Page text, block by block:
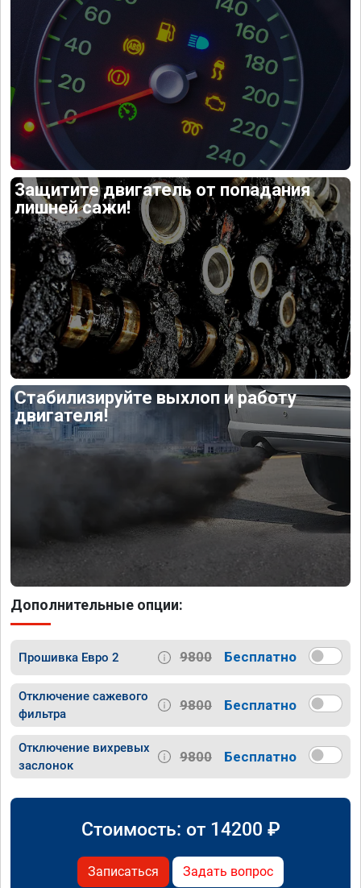
Защитите двигатель от попадания
лишней сажи!
Стабилизируйте выхлоп и работу
двигателя!
Дополнительные опции:
Прошивка Евро 2 9800 Бесплатно
Отключение сажевого
фильтра
9800 Бесплатно
Отключение вихревых
заслонок
9800 Бесплатно
Стоимость: от 14200 ₽
Записаться Задать вопрос